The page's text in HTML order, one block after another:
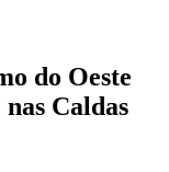
do Oeste
Caldas